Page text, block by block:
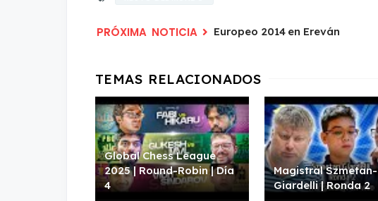
Europeo 2014 en Ereván
Global Chess League
2025 | Round-Robin | Día
4
Magistral Szmetan-
Giardelli | Ronda 2